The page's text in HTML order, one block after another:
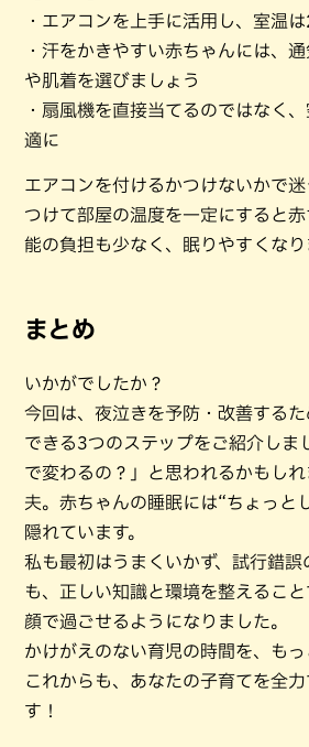
・エアコンを上手に活用し、室温
・汗をかきやすい赤ちゃんには、
や肌着を選びましょう
・扇風機を直接当てるのではなく
適に
エアコンを付けるかつけないかで
つけて部屋の温度を一定にすると
能の負担も少なく、眠りやすくなり
まとめ
いかがでしたか？
今回は、夜泣きを予防・改善する
できる3つのステップをご紹介しま
で変わるの？」と思われるかもし
夫。赤ちゃんの睡眠には“ちょっと
隠れています。
私も最初はうまくいかず、試行錯誤
も、正しい知識と環境を整えるこ
顔で過ごせるようになりました。
かけがえのない育児の時間を、もっ
これからも、あなたの子育てを全
す！